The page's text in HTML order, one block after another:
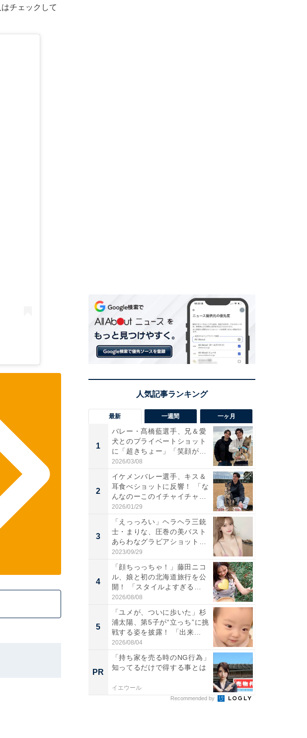
チェックして
最新 一週間 一ヶ月
1
バレー・髙橋藍選手、兄＆愛
犬とのプライベートショット
に「超きちょー」「笑顔が見
れ...
2026/03/08
2
イケメンバレー選手、キス＆
耳食べショットに反響！ 「な
んなのーこのイチャイチャ
感...
2026/01/29
3
「えっっろい」ヘラヘラ三銃
士・まりな、圧巻の美バスト
あらわなグラビアショット公
開...
2023/09/29
4
「顔ちっっちゃ！」藤田ニコ
ル、娘と初の北海道旅行を公
開！ 「スタイルよすぎる
よ〜...
2026/08/08
5
「ユメが、ついに歩いた」杉
浦太陽、第5子が“立っち”に挑
戦する姿を披露！ 「出来...
2026/08/04
PR
「持ち家を売る時のNG行為」
知ってるだけで得する事とは
イエウール
Recommended by